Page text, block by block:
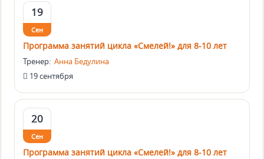
19
Сен
Программа занятий цикла «Смелей!» для 8-10 лет
Тренер: Анна Бедулина
19 сентября
20
Сен
Программа занятий цикла «Смелей!» для 8-10 лет